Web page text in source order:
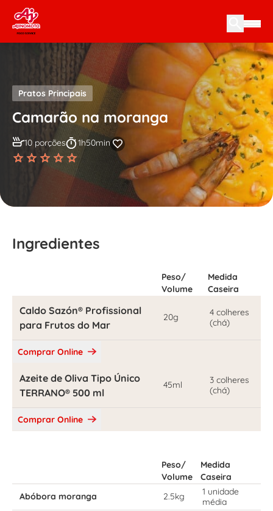
Skip to content
Pratos Principais
Camarão na moranga
10 porções 1h50min
Ingredientes
Peso/
Volume
Medida
Caseira
Caldo Sazón® Profissional
para Frutos do Mar
20g
4 colheres
(chá)
Comprar Online
Azeite de Oliva Tipo Único
TERRANO® 500 ml
45ml
3 colheres
(chá)
Comprar Online
Peso/
Volume
Medida
Caseira
Abóbora moranga
2.5kg
1 unidade
média